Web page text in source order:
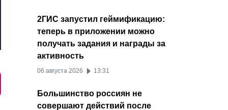
2ГИС запустил геймификацию:
теперь в приложении можно
получать задания и награды за
активность
06 августа 2026 13:31
Большинство россиян не
совершают действий после